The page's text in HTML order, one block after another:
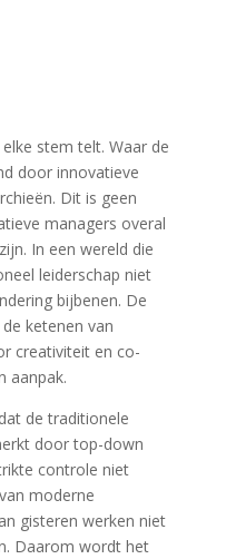
stem telt. Waar de
door innovatieve
Dit is geen
managers overal
In een wereld die
leiderschap niet
bijbenen. De
ketenen van
creativiteit en co-
aanpak.
de traditionele
door top-down
controle niet
moderne
gisteren werken niet
Daarom wordt het